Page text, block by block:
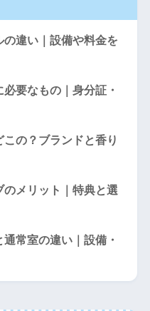
違い｜設備や料金を
要なもの｜身分証・
の？ブランドと香り
メリット｜特典と選
常室の違い｜設備・